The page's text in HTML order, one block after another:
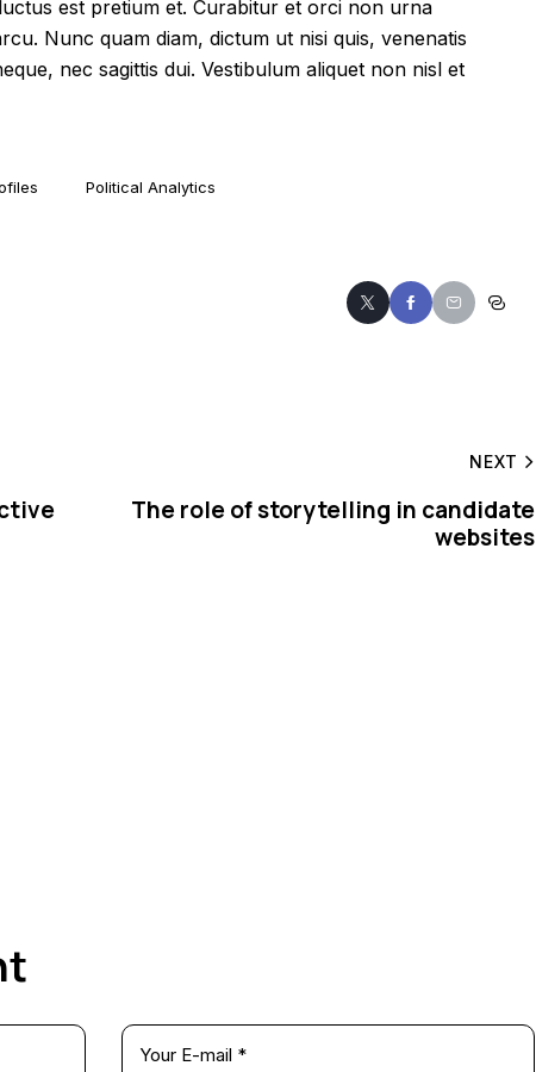
est pretium et. Curabitur et orci non urna
Nunc quam diam, dictum ut nisi quis, venenatis
nec sagittis dui. Vestibulum aliquet non nisl et
Political Analytics
NEXT
The role of storytelling in candidate
websites